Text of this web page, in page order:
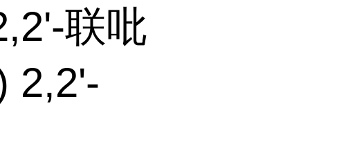
联吡
2,2'-